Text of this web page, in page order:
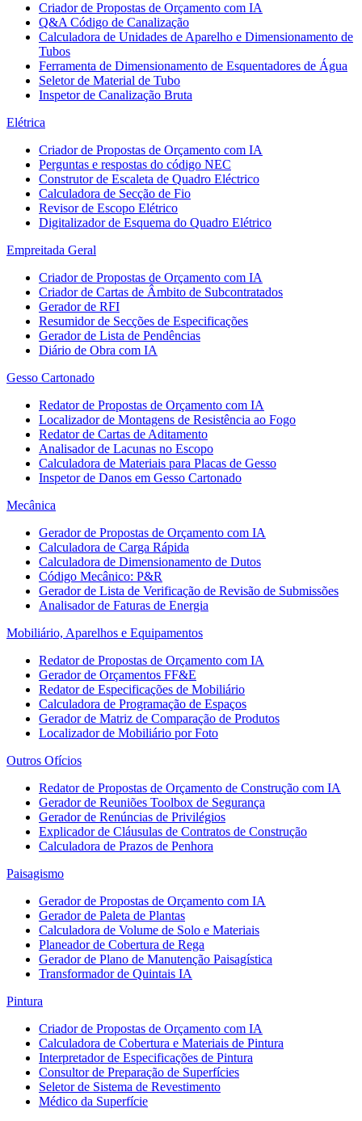
Criador de Propostas de Orçamento com IA
Q&A Código de Canalização
Calculadora de Unidades de Aparelho e Dimensionamento de
Tubos
Ferramenta de Dimensionamento de Esquentadores de Água
Seletor de Material de Tubo
Inspetor de Canalização Bruta
Elétrica
Criador de Propostas de Orçamento com IA
Perguntas e respostas do código NEC
Construtor de Escaleta de Quadro Eléctrico
Calculadora de Secção de Fio
Revisor de Escopo Elétrico
Digitalizador de Esquema do Quadro Elétrico
Empreitada Geral
Criador de Propostas de Orçamento com IA
Criador de Cartas de Âmbito de Subcontratados
Gerador de RFI
Resumidor de Secções de Especificações
Gerador de Lista de Pendências
Diário de Obra com IA
Gesso Cartonado
Redator de Propostas de Orçamento com IA
Localizador de Montagens de Resistência ao Fogo
Redator de Cartas de Aditamento
Analisador de Lacunas no Escopo
Calculadora de Materiais para Placas de Gesso
Inspetor de Danos em Gesso Cartonado
Mecânica
Gerador de Propostas de Orçamento com IA
Calculadora de Carga Rápida
Calculadora de Dimensionamento de Dutos
Código Mecânico: P&R
Gerador de Lista de Verificação de Revisão de Submissões
Analisador de Faturas de Energia
Mobiliário, Aparelhos e Equipamentos
Redator de Propostas de Orçamento com IA
Gerador de Orçamentos FF&E
Redator de Especificações de Mobiliário
Calculadora de Programação de Espaços
Gerador de Matriz de Comparação de Produtos
Localizador de Mobiliário por Foto
Outros Ofícios
Redator de Propostas de Orçamento de Construção com IA
Gerador de Reuniões Toolbox de Segurança
Gerador de Renúncias de Privilégios
Explicador de Cláusulas de Contratos de Construção
Calculadora de Prazos de Penhora
Paisagismo
Gerador de Propostas de Orçamento com IA
Gerador de Paleta de Plantas
Calculadora de Volume de Solo e Materiais
Planeador de Cobertura de Rega
Gerador de Plano de Manutenção Paisagística
Transformador de Quintais IA
Pintura
Criador de Propostas de Orçamento com IA
Calculadora de Cobertura e Materiais de Pintura
Interpretador de Especificações de Pintura
Consultor de Preparação de Superfícies
Seletor de Sistema de Revestimento
Médico da Superfície